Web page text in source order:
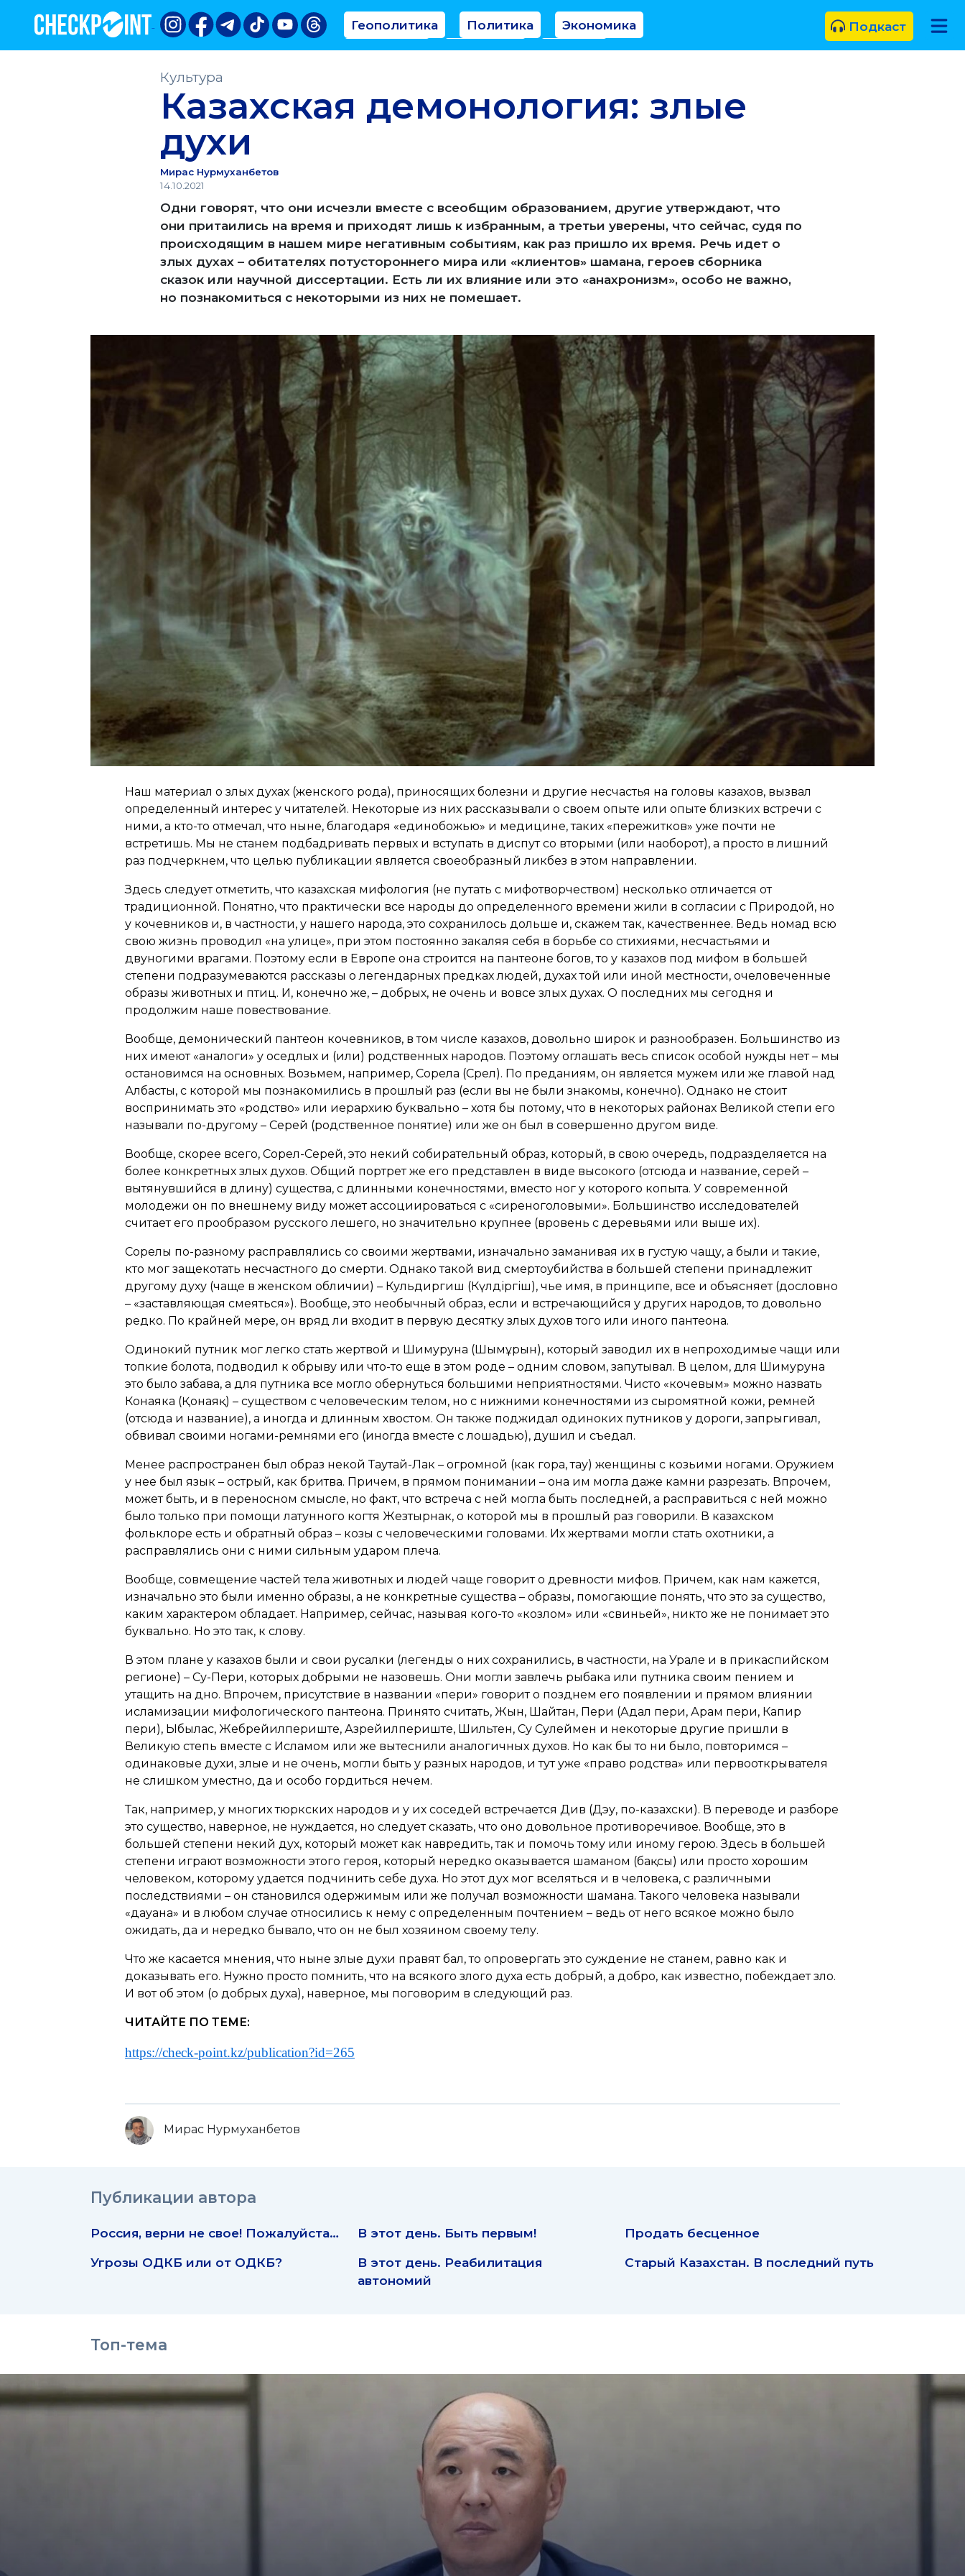
Геополитика Политика
Экономика
Аналитика
Интервью Мнение
Подкаст
Культура
Казахская демонология: злые
духи
Мирас Нурмуханбетов
14.10.2021
Одни говорят, что они исчезли вместе с всеобщим образованием, другие утверждают, что
они притаились на время и приходят лишь к избранным, а третьи уверены, что сейчас, судя по
происходящим в нашем мире негативным событиям, как раз пришло их время. Речь идет о
злых духах – обитателях потустороннего мира или «клиентов» шамана, героев сборника
сказок или научной диссертации. Есть ли их влияние или это «анахронизм», особо не важно,
но познакомиться с некоторыми из них не помешает.
Наш материал о злых духах (женского рода), приносящих болезни и другие несчастья на головы казахов, вызвал
определенный интерес у читателей. Некоторые из них рассказывали о своем опыте или опыте близких встречи с
ними, а кто-то отмечал, что ныне, благодаря «единобожью» и медицине, таких «пережитков» уже почти не
встретишь. Мы не станем подбадривать первых и вступать в диспут со вторыми (или наоборот), а просто в лишний
раз подчеркнем, что целью публикации является своеобразный ликбез в этом направлении.
Здесь следует отметить, что казахская мифология (не путать с мифотворчеством) несколько отличается от
традиционной. Понятно, что практически все народы до определенного времени жили в согласии с Природой, но
у кочевников и, в частности, у нашего народа, это сохранилось дольше и, скажем так, качественнее. Ведь номад всю
свою жизнь проводил «на улице», при этом постоянно закаляя себя в борьбе со стихиями, несчастьями и
двуногими врагами. Поэтому если в Европе она строится на пантеоне богов, то у казахов под мифом в большей
степени подразумеваются рассказы о легендарных предках людей, духах той или иной местности, очеловеченные
образы животных и птиц. И, конечно же, – добрых, не очень и вовсе злых духах. О последних мы сегодня и
продолжим наше повествование.
Вообще, демонический пантеон кочевников, в том числе казахов, довольно широк и разнообразен. Большинство из
них имеют «аналоги» у оседлых и (или) родственных народов. Поэтому оглашать весь список особой нужды нет – мы
остановимся на основных. Возьмем, например, Сорела (Сөрел). По преданиям, он является мужем или же главой над
Албасты, с которой мы познакомились в прошлый раз (если вы не были знакомы, конечно). Однако не стоит
воспринимать это «родство» или иерархию буквально – хотя бы потому, что в некоторых районах Великой степи его
называли по-другому – Серей (родственное понятие) или же он был в совершенно другом виде.
Вообще, скорее всего, Сорел-Серей, это некий собирательный образ, который, в свою очередь, подразделяется на
более конкретных злых духов. Общий портрет же его представлен в виде высокого (отсюда и название, серей –
вытянувшийся в длину) существа, с длинными конечностями, вместо ног у которого копыта. У современной
молодежи он по внешнему виду может ассоциироваться с «сиреноголовыми». Большинство исследователей
считает его прообразом русского лешего, но значительно крупнее (вровень с деревьями или выше их).
Сорелы по-разному расправлялись со своими жертвами, изначально заманивая их в густую чащу, а были и такие,
кто мог защекотать несчастного до смерти. Однако такой вид смертоубийства в большей степени принадлежит
другому духу (чаще в женском обличии) – Кульдиргиш (Күлдіргіш), чье имя, в принципе, все и объясняет (дословно
– «заставляющая смеяться»). Вообще, это необычный образ, если и встречающийся у других народов, то довольно
редко. По крайней мере, он вряд ли входит в первую десятку злых духов того или иного пантеона.
Одинокий путник мог легко стать жертвой и Шимуруна (Шымұрын), который заводил их в непроходимые чащи или
топкие болота, подводил к обрыву или что-то еще в этом роде – одним словом, запутывал. В целом, для Шимуруна
это было забава, а для путника все могло обернуться большими неприятностями. Чисто «кочевым» можно назвать
Конаяка (Қонаяқ) – существом с человеческим телом, но с нижними конечностями из сыромятной кожи, ремней
(отсюда и название), а иногда и длинным хвостом. Он также поджидал одиноких путников у дороги, запрыгивал,
обвивал своими ногами-ремнями его (иногда вместе с лошадью), душил и съедал.
Менее распространен был образ некой Таутай-Лак – огромной (как гора, тау) женщины с козьими ногами. Оружием
у нее был язык – острый, как бритва. Причем, в прямом понимании – она им могла даже камни разрезать. Впрочем,
может быть, и в переносном смысле, но факт, что встреча с ней могла быть последней, а расправиться с ней можно
было только при помощи латунного когтя Жезтырнак, о которой мы в прошлый раз говорили. В казахском
фольклоре есть и обратный образ – козы с человеческими головами. Их жертвами могли стать охотники, а
расправлялись они с ними сильным ударом плеча.
Вообще, совмещение частей тела животных и людей чаще говорит о древности мифов. Причем, как нам кажется,
изначально это были именно образы, а не конкретные существа – образы, помогающие понять, что это за существо,
каким характером обладает. Например, сейчас, называя кого-то «козлом» или «свиньей», никто же не понимает это
буквально. Но это так, к слову.
В этом плане у казахов были и свои русалки (легенды о них сохранились, в частности, на Урале и в прикаспийском
регионе) – Су-Пери, которых добрыми не назовешь. Они могли завлечь рыбака или путника своим пением и
утащить на дно. Впрочем, присутствие в названии «пери» говорит о позднем его появлении и прямом влиянии
исламизации мифологического пантеона. Принято считать, Жын, Шайтан, Пери (Адал пери, Арам пери, Капир
пери), Ыбылас, Жебрейилпериште, Азрейилпериште, Шильтен, Су Сулеймен и некоторые другие пришли в
Великую степь вместе с Исламом или же вытеснили аналогичных духов. Но как бы то ни было, повторимся –
одинаковые духи, злые и не очень, могли быть у разных народов, и тут уже «право родства» или первооткрывателя
не слишком уместно, да и особо гордиться нечем.
Так, например, у многих тюркских народов и у их соседей встречается Див (Дэу, по-казахски). В переводе и разборе
это существо, наверное, не нуждается, но следует сказать, что оно довольное противоречивое. Вообще, это в
большей степени некий дух, который может как навредить, так и помочь тому или иному герою. Здесь в большей
степени играют возможности этого героя, который нередко оказывается шаманом (бақсы) или просто хорошим
человеком, которому удается подчинить себе духа. Но этот дух мог вселяться и в человека, с различными
последствиями – он становился одержимым или же получал возможности шамана. Такого человека называли
«дауана» и в любом случае относились к нему с определенным почтением – ведь от него всякое можно было
ожидать, да и нередко бывало, что он не был хозяином своему телу.
Что же касается мнения, что ныне злые духи правят бал, то опровергать это суждение не станем, равно как и
доказывать его. Нужно просто помнить, что на всякого злого духа есть добрый, а добро, как известно, побеждает зло.
И вот об этом (о добрых духа), наверное, мы поговорим в следующий раз.
ЧИТАЙТЕ ПО ТЕМЕ:
https://check-point.kz/publication?id=265
Мирас Нурмуханбетов
Публикации автора
Россия, верни не свое! Пожалуйста… В этот день. Быть первым!
Продать бесценное
Угрозы ОДКБ или от ОДКБ?
В этот день. Реабилитация
автономий
Старый Казахстан. В последний путь
Топ-тема